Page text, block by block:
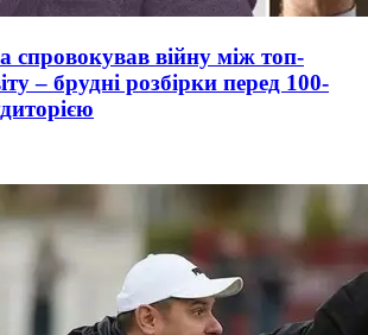
спровокував війну між топ-
– брудні розбірки перед 100-